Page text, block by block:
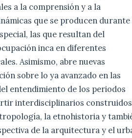
a la comprensión y a la
que se producen durante
las que resultan del
inca en diferentes
Asimismo, abre nuevas
sobre lo ya avanzado en las
entendimiento de los periodos
interdisciplinarios construidos
la etnohistoria y
de la arquitectura y el